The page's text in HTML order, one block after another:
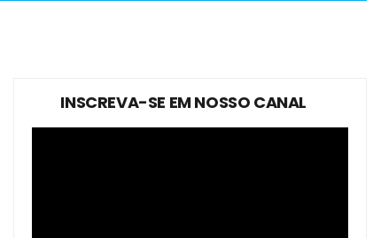
INSCREVA-SE EM NOSSO CANAL